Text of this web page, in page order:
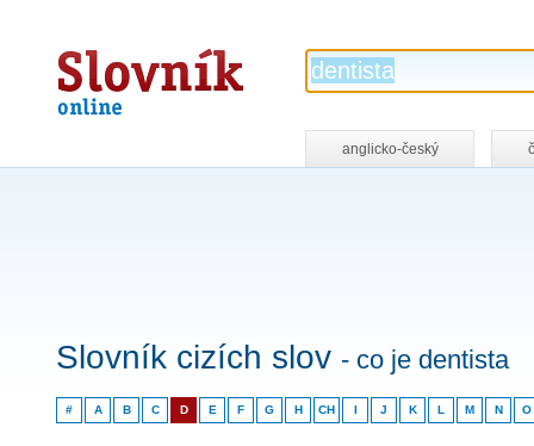
Slovník
online
anglicko-český
Slovník cizích slov - co je dentista
# A B C D E F G H CH I J K L M N O